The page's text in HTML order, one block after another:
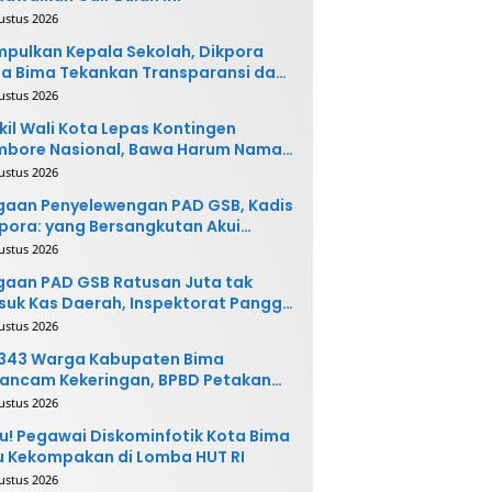
2026
Kepala Sekolah, Dikpora
Bima Tekankan Transparansi dan
2026
Wali Kota Lepas Kontingen
Nasional, Bawa Harum Nama
Bima
2026
Penyelewengan PAD GSB, Kadis
yang Bersangkutan Akui
dan Siap
2026
PAD GSB Ratusan Juta tak
Kas Daerah, Inspektorat Panggil
Terkait
2026
Warga Kabupaten Bima
Kekeringan, BPBD Petakan
Rawan
2026
Pegawai Diskominfotik Kota Bima
Kekompakan di Lomba HUT RI
2026